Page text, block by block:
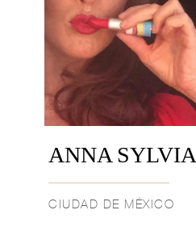
ANNA SYLVIA
CIUDAD DE MÉXICO